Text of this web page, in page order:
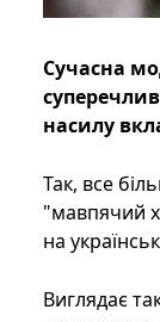
Сучасна
насилу
Так, все
"мавпячий
на
Виглядає